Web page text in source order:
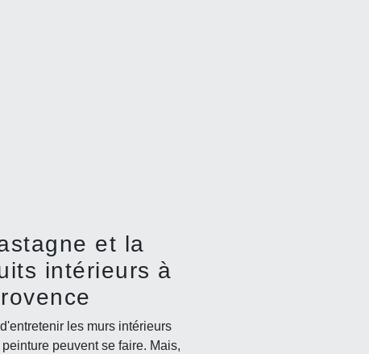
et la
intérieurs à
les murs intérieurs
peuvent se faire. Mais,